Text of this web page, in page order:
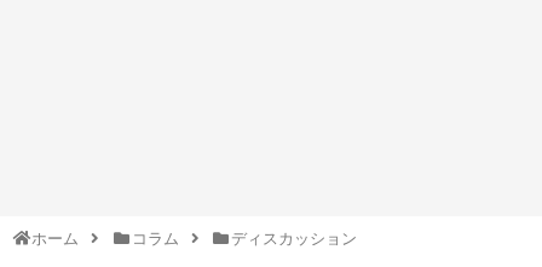
ホーム コラム ディスカッション